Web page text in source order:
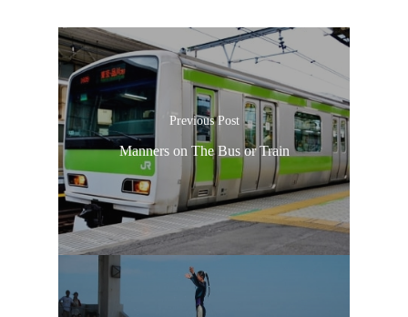
Previous Post
Manners on The Bus or Train